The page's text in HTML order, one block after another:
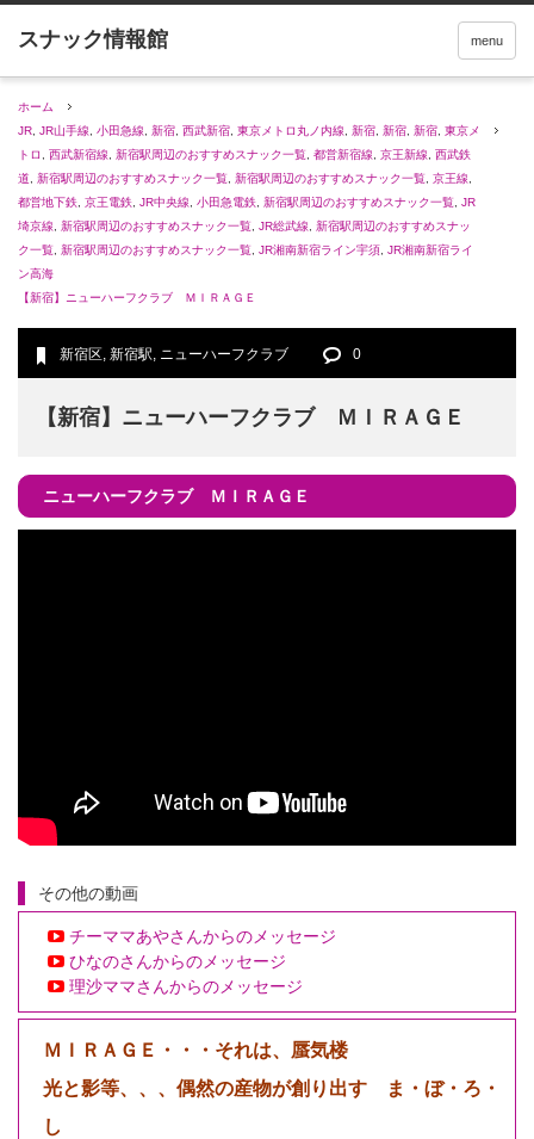
menu
ホーム
JR JR山手線 小田急線 新宿 西武新宿 東京メトロ丸ノ内線 新宿 新宿 新宿 東京メ
トロ
西武新宿線 新宿駅周辺のおすすめスナック一覧 都営新宿線 京王新線
西武鉄
道
新宿駅周辺のおすすめスナック一覧 新宿駅周辺のおすすめスナック一覧 京王線
都営地下鉄 京王電鉄 JR中央線 小田急電鉄 新宿駅周辺のおすすめスナック一覧 JR
埼京線
新宿駅周辺のおすすめスナック一覧 JR総武線
新宿駅周辺のおすすめスナッ
ク一覧 新宿駅周辺のおすすめスナック一覧 JR湘南新宿ライン宇須 JR湘南新宿ライ
ン高海
【新宿】ニューハーフクラブ ＭＩＲＡＧＥ
新宿区, 新宿駅, ニューハーフクラブ 0
【新宿】ニューハーフクラブ ＭＩＲＡＧＥ
ニューハーフクラブ ＭＩＲＡＧＥ
その他の動画
チーママあやさんからのメッセージ
ひなのさんからのメッセージ
理沙ママさんからのメッセージ
ＭＩＲＡＧＥ・・・それは、蜃気楼
光と影等、、、偶然の産物が創り出す ま・ぼ・ろ・
し